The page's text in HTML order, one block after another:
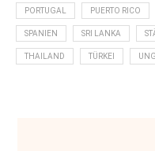
PORTUGAL PUERTO RICO
SPANIEN SRI LANKA
THAILAND TÜRKEI